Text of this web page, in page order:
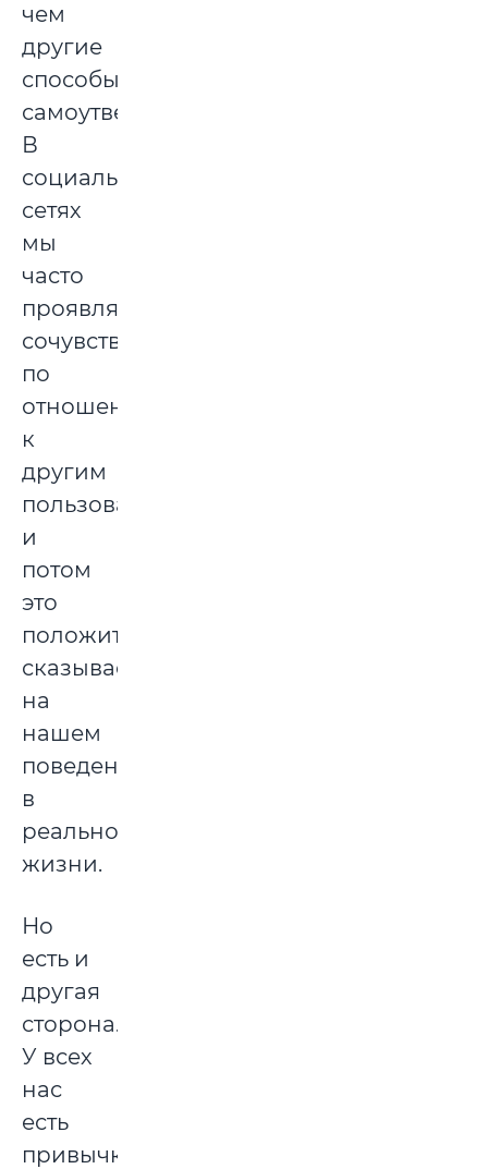
чем
другие
способы
самоутверждения.
В
социальных
сетях
мы
часто
проявляем
сочувствие
по
отношению
к
другим
пользователям,
и
потом
это
положительно
сказывается
на
нашем
поведении
в
реальной
жизни.
Но
есть и
другая
сторона.
У всех
нас
есть
привычка